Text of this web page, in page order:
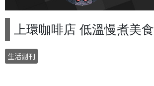
上環咖啡店 低溫慢煮美食
生活副刊